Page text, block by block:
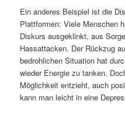
en
n
Ein anderes Beispiel ist die
Plattformen: Viele Menschen
Diskurs ausgeklinkt, aus
Hassattacken. Der Rückzug
bedrohlichen Situation hat
wieder Energie zu tanken.
Möglichkeit entzieht, auch
kann man leicht in eine